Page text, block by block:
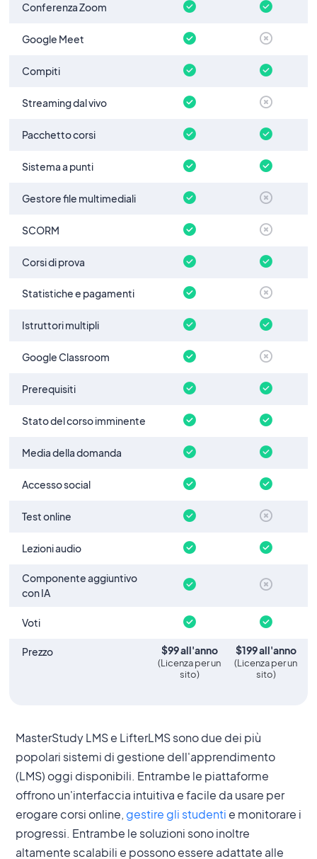
Conferenza Zoom
Google Meet
Compiti
Streaming dal vivo
Pacchetto corsi
Sistema a punti
Gestore file multimediali
SCORM
Corsi di prova
Statistiche e pagamenti
Istruttori multipli
Google Classroom
Prerequisiti
Stato del corso imminente
Media della domanda
Accesso social
Test online
Lezioni audio
Componente aggiuntivo
con IA
Voti
Prezzo $99all'anno
(Licenza per un
sito)
$199all'anno
(Licenza per un
sito)
MasterStudy LMS e LifterLMS sono due dei più
popolari sistemi di gestione dell'apprendimento
(LMS) oggi disponibili. Entrambe le piattaforme
offrono un'interfaccia intuitiva e facile da usare per
erogare corsi online, gestire gli studenti e monitorare i
progressi. Entrambe le soluzioni sono inoltre
altamente scalabili e possono essere adattate alle